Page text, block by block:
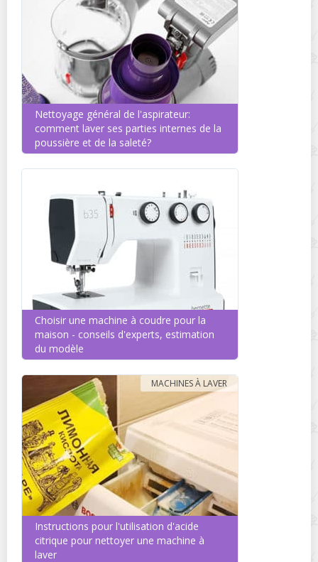
Nettoyage général de l'aspirateur:
comment laver ses parties internes de la
poussière et de la saleté?
Choisir une machine à coudre pour la
maison - conseils d'experts, estimation
du modèle
Instructions pour l'utilisation d'acide
citrique pour nettoyer une machine à
laver
MACHINES À LAVER